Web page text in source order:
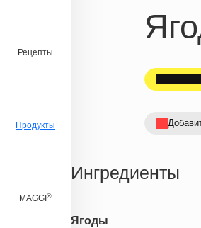
Рецепты
Продукты
MAGGI ®
Ингредиенты
Ягоды